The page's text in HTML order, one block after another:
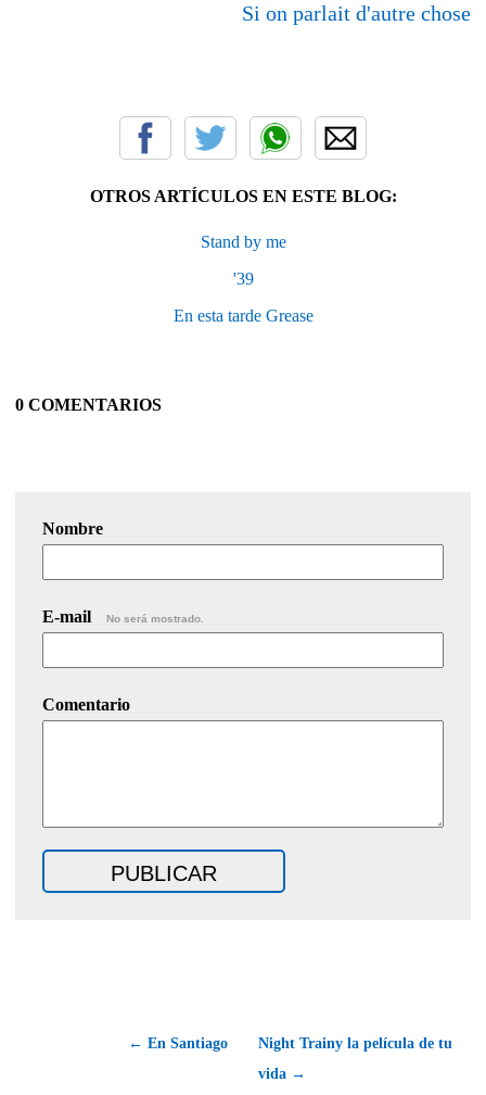
Si on parlait d'autre chose
OTROS ARTÍCULOS EN ESTE BLOG:
Stand by me
'39
En esta tarde Grease
0 COMENTARIOS
Nombre
E-mail No será mostrado.
Comentario
← En Santiago
Night Trainy la película de tu
vida →